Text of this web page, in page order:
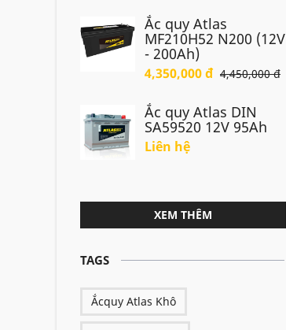
Ắc quy Atlas
MF210H52 N200 (12V
- 200Ah)
4,350,000 đ 4,450,000 đ
Ắc quy Atlas DIN
SA59520 12V 95Ah
Liên hệ
XEM THÊM
TAGS
Ắcquy Atlas Khô